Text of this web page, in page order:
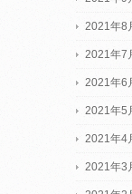
2021年8
2021年7
2021年6
2021年5
2021年4
2021年3